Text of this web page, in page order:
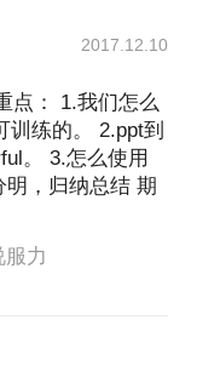
2017.12.10
点： 1.我们怎么
训练的。 2.ppt到
。 3.怎么使用
，归纳总结 期
力